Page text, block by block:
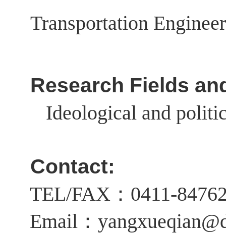
Transportation
Research Fields
Ideological and
Contact:
TEL/FAX ： 0411-
Email ： y